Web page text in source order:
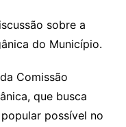
sobre a
do Município.
Comissão
que busca
possível no